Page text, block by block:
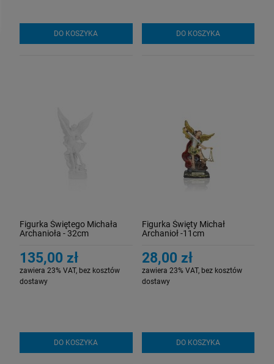
DO KOSZYKA DO KOSZYKA
Figurka Świętego Michała
Archanioła - 32cm
135,00 zł
zawiera 23% VAT, bez kosztów
dostawy
DO KOSZYKA
Figurka Święty Michał
Archanioł -11cm
28,00 zł
zawiera 23% VAT, bez kosztów
dostawy
DO KOSZYKA